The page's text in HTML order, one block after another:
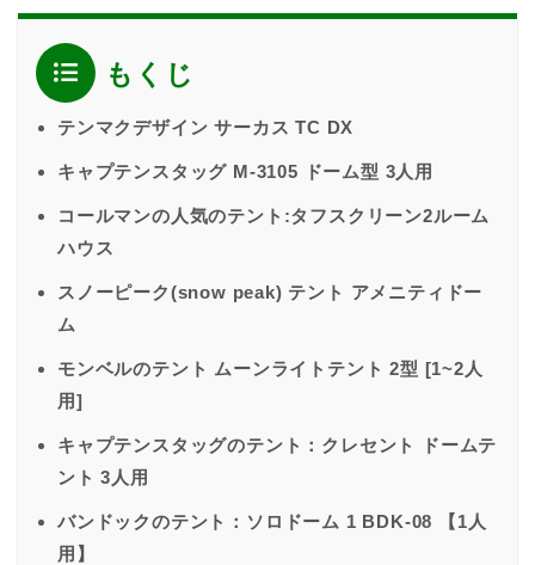
もくじ
テンマクデザイン サーカス TC DX
キャプテンスタッグ M-3105 ドーム型 3人用
コールマンの人気のテント:タフスクリーン2ルーム
ハウス
スノーピーク(snow peak) テント アメニティドー
ム
モンベルのテント ムーンライトテント 2型 [1~2人
用]
キャプテンスタッグのテント：クレセント ドームテ
ント 3人用
バンドックのテント：ソロドーム 1 BDK-08 【1人
用】